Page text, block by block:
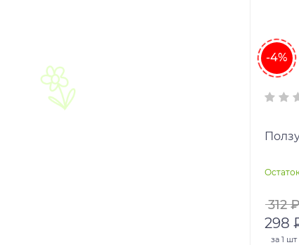
-4%
312
298
за 1 шт